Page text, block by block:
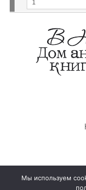
125009, г.
Мы используем